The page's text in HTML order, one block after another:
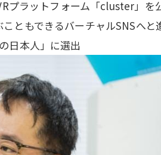
プラットフォーム「cluster」を
ともできるバーチャルSNSへと
日本人」に選出